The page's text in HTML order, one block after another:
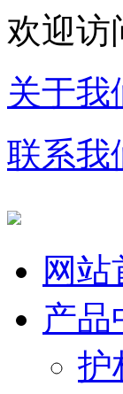
欢迎访
关于我
联系我
网站
产品
护